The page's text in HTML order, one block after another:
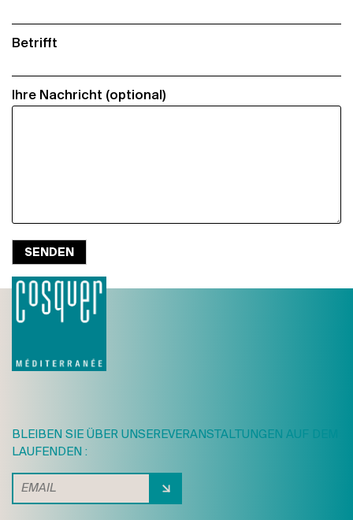
Betrifft
Ihre Nachricht (optional)
BLEIBEN SIE ÜBER UNSEREVERANSTALTUNGEN AUF DEM
LAUFENDEN :